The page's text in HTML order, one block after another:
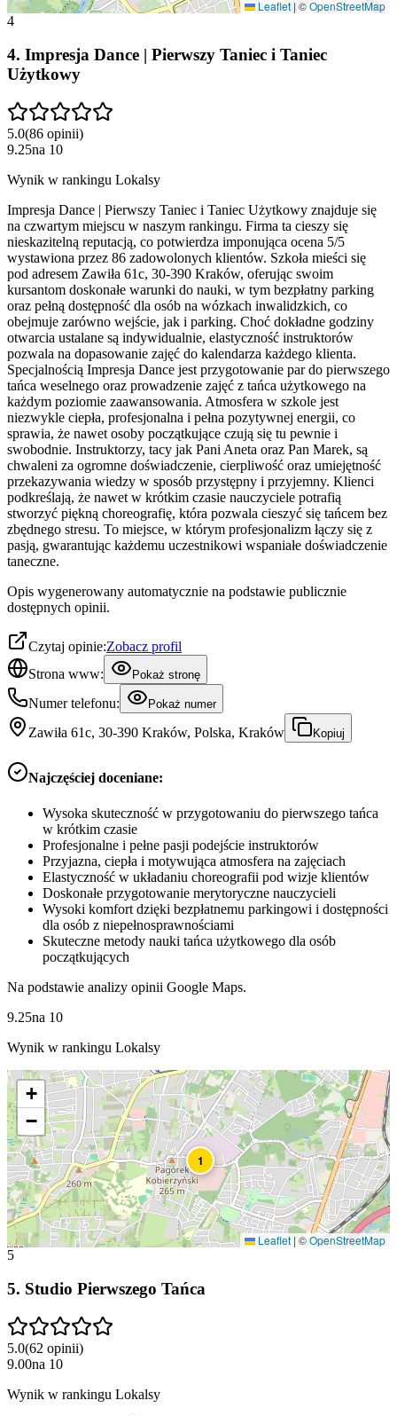
Leaflet|©OpenStreetMap
4
4. Impresja Dance | Pierwszy Taniec i Taniec
Użytkowy
5.0(86 opinii)
9.25na 10
Wynik w rankingu Lokalsy
Impresja Dance | Pierwszy Taniec i Taniec Użytkowy znajduje się
na czwartym miejscu w naszym rankingu. Firma ta cieszy się
nieskazitelną reputacją, co potwierdza imponująca ocena 5/5
wystawiona przez 86 zadowolonych klientów. Szkoła mieści się
pod adresem Zawiła 61c, 30-390 Kraków, oferując swoim
kursantom doskonałe warunki do nauki, w tym bezpłatny parking
oraz pełną dostępność dla osób na wózkach inwalidzkich, co
obejmuje zarówno wejście, jak i parking. Choć dokładne godziny
otwarcia ustalane są indywidualnie, elastyczność instruktorów
pozwala na dopasowanie zajęć do kalendarza każdego klienta.
Specjalnością Impresja Dance jest przygotowanie par do pierwszego
tańca weselnego oraz prowadzenie zajęć z tańca użytkowego na
każdym poziomie zaawansowania. Atmosfera w szkole jest
niezwykle ciepła, profesjonalna i pełna pozytywnej energii, co
sprawia, że nawet osoby początkujące czują się tu pewnie i
swobodnie. Instruktorzy, tacy jak Pani Aneta oraz Pan Marek, są
chwaleni za ogromne doświadczenie, cierpliwość oraz umiejętność
przekazywania wiedzy w sposób przystępny i przyjemny. Klienci
podkreślają, że nawet w krótkim czasie nauczyciele potrafią
stworzyć piękną choreografię, która pozwala cieszyć się tańcem bez
zbędnego stresu. To miejsce, w którym profesjonalizm łączy się z
pasją, gwarantując każdemu uczestnikowi wspaniałe doświadczenie
taneczne.
Opis wygenerowany automatycznie na podstawie publicznie
dostępnych opinii.
Czytaj opinie:Zobacz profil
Strona www:
Pokaż stronę
Numer telefonu: Pokaż numer
Zawiła 61c, 30-390 Kraków, Polska, Kraków Kopiuj
Najczęściej doceniane:
Wysoka skuteczność w przygotowaniu do pierwszego tańca
w krótkim czasie
Profesjonalne i pełne pasji podejście instruktorów
Przyjazna, ciepła i motywująca atmosfera na zajęciach
Elastyczność w układaniu choreografii pod wizje klientów
Doskonałe przygotowanie merytoryczne nauczycieli
Wysoki komfort dzięki bezpłatnemu parkingowi i dostępności
dla osób z niepełnosprawnościami
Skuteczne metody nauki tańca użytkowego dla osób
początkujących
Na podstawie analizy opinii Google Maps.
9.25na 10
Wynik w rankingu Lokalsy
1
+
−
Leaflet | ©OpenStreetMap
5
5. Studio Pierwszego Tańca
5.0(62 opinii)
9.00na 10
Wynik w rankingu Lokalsy